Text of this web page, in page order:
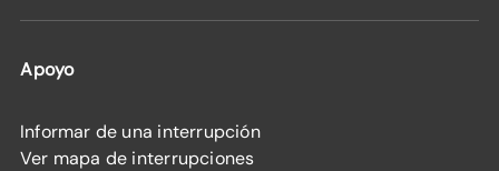
Apoyo
Informar de una interrupción
Ver mapa de interrupciones